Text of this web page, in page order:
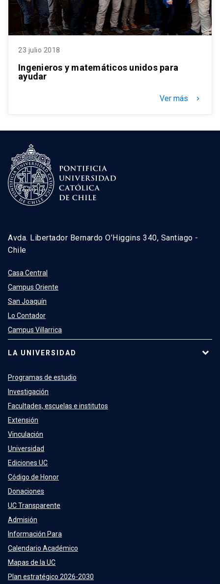
23 julio 2018
Ingenieros y matemáticos unidos para
ayudar
Ver más keyboard_arrow_right
Avda. Libertador Bernardo O’Higgins 340, Santiago -
Chile
Casa Central
Campus Oriente
San Joaquín
Lo Contador
Campus Villarrica
LA UNIVERSIDAD
Programas de estudio
Investigación
Facultades, escuelas e institutos
Extensión
Vinculación
Universidad
Ediciones UC
Código de Honor
Donaciones
UC Transparente
Admisión
Información Para
Calendario Académico
Mapas de la UC
Plan estratégico 2026-2030